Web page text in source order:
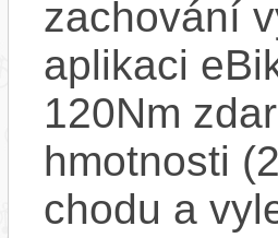
zachování
aplikaci
120Nm
hmotnosti
chodu a